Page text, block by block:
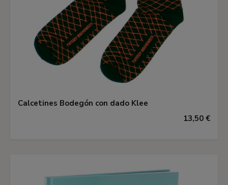
Calcetines Bodegón con dado Klee
13,50 €